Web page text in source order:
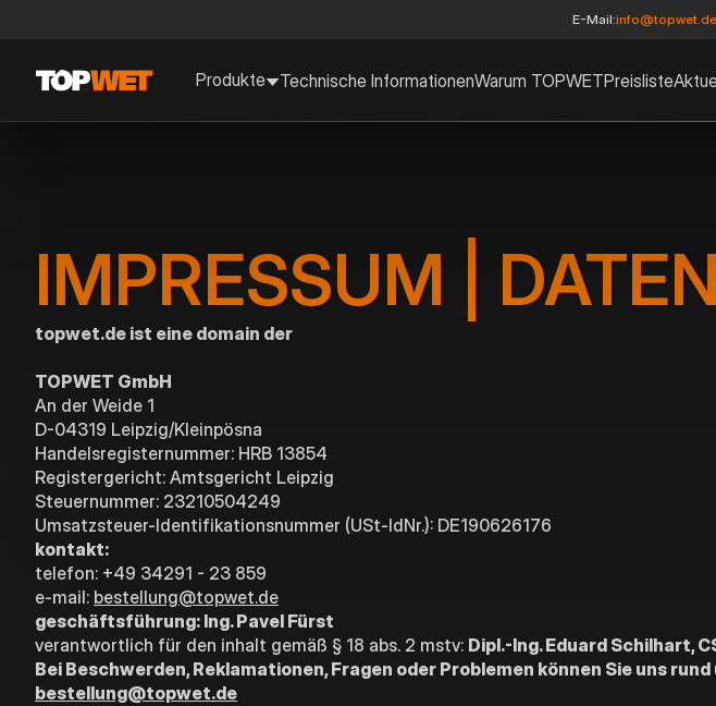
E-Mail:info@topwet.de
Produkte Technische InformationenWarum TOPWETPreisliste
IMPRESSUM |
topwet.de ist eine domain der
TOPWET GmbH
An der Weide 1
D-04319 Leipzig/Kleinpösna
Handelsregisternummer: HRB 13854
Registergericht: Amtsgericht Leipzig
Steuernummer: 23210504249
Umsatzsteuer-Identifikationsnummer (USt-IdNr.): DE190626176
kontakt:
telefon: +49 34291 - 23 859
e-mail: bestellung@topwet.de
geschäftsführung: Ing. Pavel Fürst
verantwortlich für den inhalt gemäß § 18 abs. 2 mstv: Dipl.-Ing. Eduard Schilhart,
Bei Beschwerden, Reklamationen, Fragen oder Problemen können Sie uns
bestellung@topwet.de